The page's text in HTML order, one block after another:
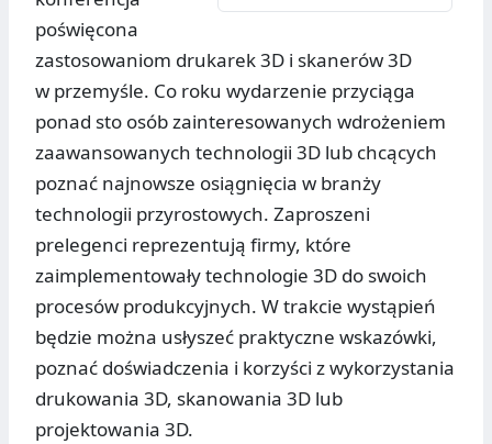
poświęcona
zastosowaniom drukarek 3D i skanerów 3D
w przemyśle. Co roku wydarzenie przyciąga
ponad sto osób zainteresowanych wdrożeniem
zaawansowanych technologii 3D lub chcących
poznać najnowsze osiągnięcia w branży
technologii przyrostowych. Zaproszeni
prelegenci reprezentują firmy, które
zaimplementowały technologie 3D do swoich
procesów produkcyjnych. W trakcie wystąpień
będzie można usłyszeć praktyczne wskazówki,
poznać doświadczenia i korzyści z wykorzystania
drukowania 3D, skanowania 3D lub
projektowania 3D.